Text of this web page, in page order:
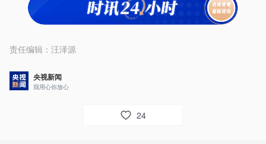
责任编辑： 汪泽源
央视新闻
我用心你放心
24